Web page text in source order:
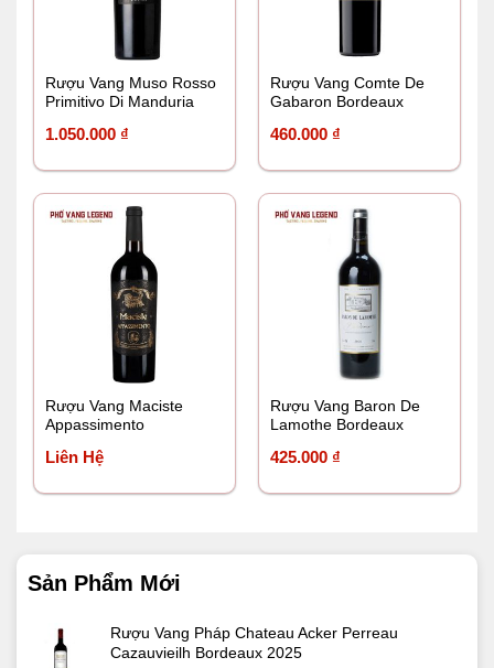
Sản Phẩm Mới
Rượu Vang Pháp Chateau Acker Perreau
Cazauvieilh Bordeaux 2025
Rượu Vang Muso Rosso
Primitivo Di Manduria
1.050.000 ₫
Rượu Vang Comte De
Gabaron Bordeaux
460.000 ₫
Rượu Vang Maciste
Appassimento
Liên Hệ
Rượu Vang Baron De
Lamothe Bordeaux
425.000 ₫